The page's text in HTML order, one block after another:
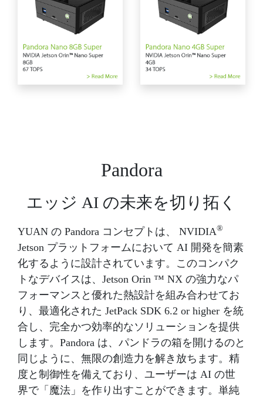
Pandora
エッジ AI の未来を切り拓く
YUAN の Pandora コンセプトは、 NVIDIA®
Jetson プラットフォームにおいて AI 開発を簡素
化するように設計されています。このコンパク
トなデバイスは、Jetson Orin ™ NX の強力なパ
フォーマンスと優れた熱設計を組み合わせてお
り、最適化された JetPack SDK 6.2 or higher を統
合し、完全かつ効率的なソリューションを提供
します。Pandora は、パンドラの箱を開けるのと
同じように、無限の創造力を解き放ちます。精
度と制御性を備えており、ユーザーは AI の世
界で「魔法」を作り出すことができます。単純